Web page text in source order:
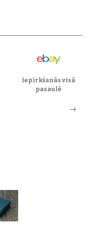
Iepirkšanās visā
pasaulē